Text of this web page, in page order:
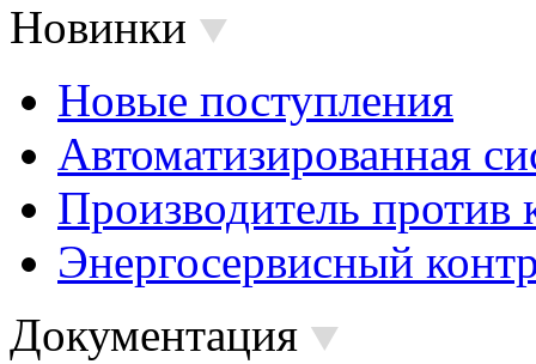
Новинки
Новые поступления
Автоматизированная
Производитель против
Энергосервисный
Документация